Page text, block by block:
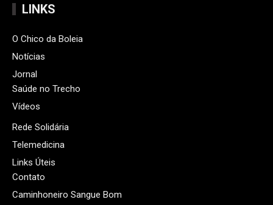
LINKS
O Chico da Boleia
Notícias
Jornal
Saúde no Trecho
Vídeos
Rede Solidária
Telemedicina
Links Úteis
Contato
Caminhoneiro Sangue Bom